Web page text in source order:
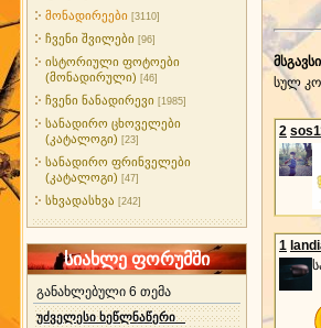
მონადირეები [3110]
ჩვენი შვილები [96]
ისტორიული ფოტოები
(მონადირული) [46]
ჩვენი ნანადირევი [1985]
სანადირო ცხოველები
(კატალოგი) [23]
სანადირო ფრინველები
(კატალოგი) [47]
სხვადასხვა [242]
სიახლე ფორუმში
განახლებული 6 თემა
უძველესი ხეწლნაწერი
სულ
2
1